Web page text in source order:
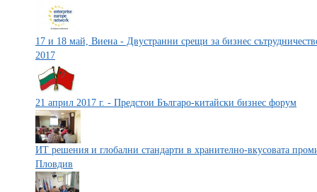
17 и 18 май, Виена - Двустранни срещи за бизнес
2017
21 април 2017 г. - Предстои Българо-китайски бизнес форум
ИТ решения и глобални стандарти в хранително-вкусовата
Пловдив